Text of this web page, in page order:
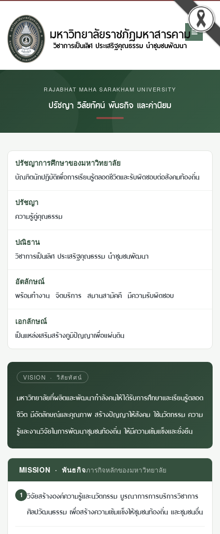
RAJABHAT MAHA SARAKHAM UNIVERSITY
ปรัชญา วิสัยทัศน์ พันธกิจ และค่านิยม
ปรัชญาการศึกษาของมหาวิทยาลัย
บัณฑิตนักปฏิบัติเพื่อการเรียนรู้ตลอดชีวิตและรับผิดชอบต่อสังคมท้องถิ่น
ปรัชญา
ความรู้คู่คุณธรรม
ปณิธาน
วิชาการเป็นเลิศ ประเสริฐคุณธรรม นำชุมชนพัฒนา
อัตลักษณ์
พร้อมทำงาน จิตบริการ สมานสามัคคี มีความรับผิดชอบ
เอกลักษณ์
เป็นแหล่งเสริมสร้างภูมิปัญญาเพื่อแผ่นดิน
VISION · วิสัยทัศน์
มหาวิทยาลัยที่ผลิตและพัฒนากำลังคนให้ได้รับการศึกษาและเรียนรู้ตลอด
ชีวิต มีอัตลักษณ์และคุณภาพ สร้างปัญญาให้สังคม ใช้นวัตกรรม ความ
รู้และงานวิจัยในการพัฒนาชุมชนท้องถิ่น ให้มีความเข้มแข็งและยั่งยืน
MISSION · พันธกิจภารกิจหลักของมหาวิทยาลัย
1 วิจัยสร้างองค์ความรู้และนวัตกรรม บูรณาการการบริการวิชาการ
ศิลปวัฒนธรรม เพื่อสร้างความเข้มแข็งให้ชุมชนท้องถิ่น และชุมชนอื่น